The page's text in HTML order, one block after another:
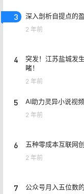
3 深入剖析自提点的
2 年前
4
突发！江苏盐城发
睹！
2 年前
5 AI助力灵异小说视
2 年前
6 五种零成本互联网
2 年前
7 公众号月入五位数